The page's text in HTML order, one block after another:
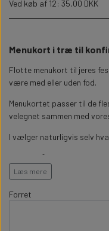
Ved køb af 12: 35,00 DKK
Menukort i træ til
Flotte menukort til jeres
være med eller uden fod.
Menukortet passer til de
velegnet sammen med
I vælger naturligvis selv
Kortet måler 10 x19,5cm
graveret tekst.
Hvis i stedet ønsker
træ,her har i mulighed for
Læs mere
Forret